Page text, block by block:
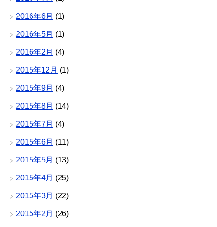
2016年6月 (1)
2016年5月 (1)
2016年2月 (4)
2015年12月 (1)
2015年9月 (4)
2015年8月 (14)
2015年7月 (4)
2015年6月 (11)
2015年5月 (13)
2015年4月 (25)
2015年3月 (22)
2015年2月 (26)